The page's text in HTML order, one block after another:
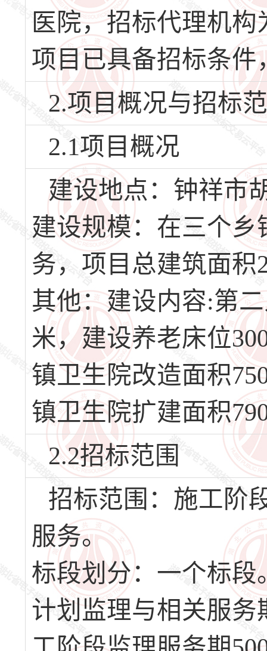
医院，招标代理机
项目已具备招标条
2.项目概况与招标
2.1项目概况
建设地点：钟祥市
建设规模：在三个
务，项目总建筑面积
其他：建设内容:第
米，建设养老床位
镇卫生院改造面积
镇卫生院扩建面积
2.2招标范围
招标范围：施工阶
服务。
标段划分：一个标段
计划监理与相关服务